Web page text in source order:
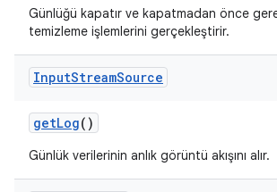
Günlüğü kapatır ve kapatmadan önce
temizleme işlemlerini gerçekleştirir.
InputStreamSource
getLog()
Günlük verilerinin anlık görüntü akışını alır.